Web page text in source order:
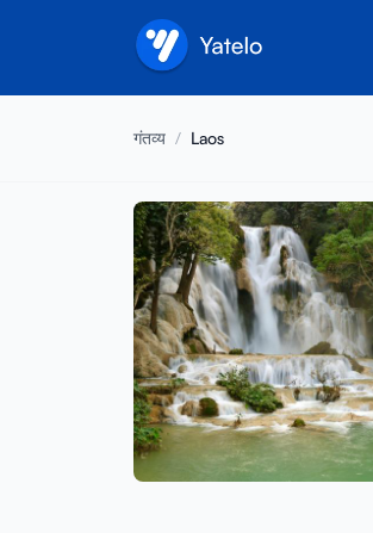
गंतव्य / Laos